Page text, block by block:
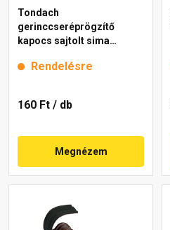
Tondach
gerinccseréprögzítő
kapocs sajtolt sima
Rendelésre
160 Ft / db
Megnézem